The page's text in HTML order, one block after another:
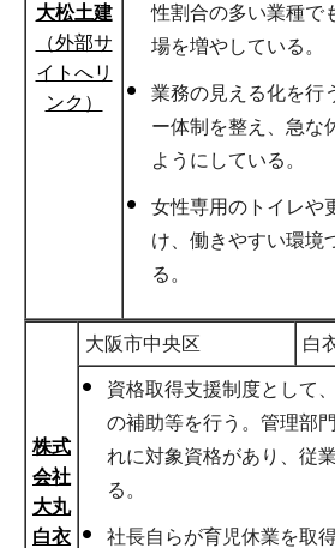
大松土建
（外部サ
イトへリ
ンク）
性割合の多い業種で
場を増やしている。
業務の見える化を行
ー体制を整え、急な
ようにしている。
女性専用のトイレや
け、働きやすい環境
る。
株式
会社
大丸
白衣
大阪市中央区 白
資格取得支援制度として
の補助等を行う。管理部
れに対象資格があり、従
る。
社長自らが育児休業を取